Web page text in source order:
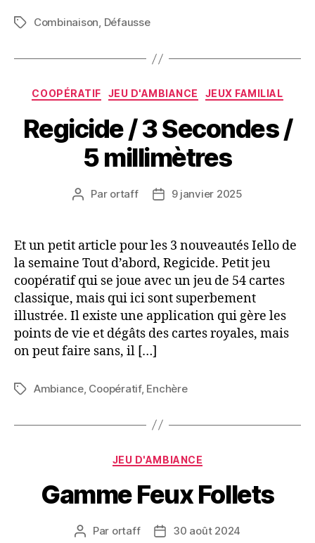
Étiquettes
Combinaison, Défausse
Catégories
COOPÉRATIF JEU D'AMBIANCE JEUX FAMILIAL
Regicide / 3 Secondes /
5 millimètres
Auteur
Par ortaff
Date9 janvier 2025
Et un petit article pour les 3 nouveautés Iello de
la semaine Tout d’abord, Regicide. Petit jeu
coopératif qui se joue avec un jeu de 54 cartes
classique, mais qui ici sont superbement
illustrée. Il existe une application qui gère les
points de vie et dégâts des cartes royales, mais
on peut faire sans, il […]
Étiquettes
Ambiance, Coopératif, Enchère
Catégories
JEU D'AMBIANCE
Gamme Feux Follets
Auteur
Par ortaff
Date30 août 2024